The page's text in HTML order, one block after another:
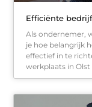
Efficiënte
Als ondernemer,
je hoe belangrijk
effectief in te
werkplaats in